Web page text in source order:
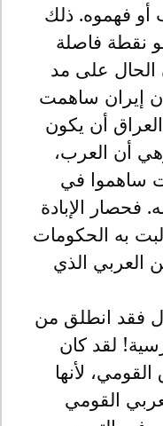
أو فهموه. ذلك
نقطة فاصلة
الحال على مد
إيران ساهمت
أن يكون
أن العرب،
ساهموا في
فحصار الإبادة
به الحكومات
العربي الذي
فقد انطلق من
لقد كان
لأنها
القومي